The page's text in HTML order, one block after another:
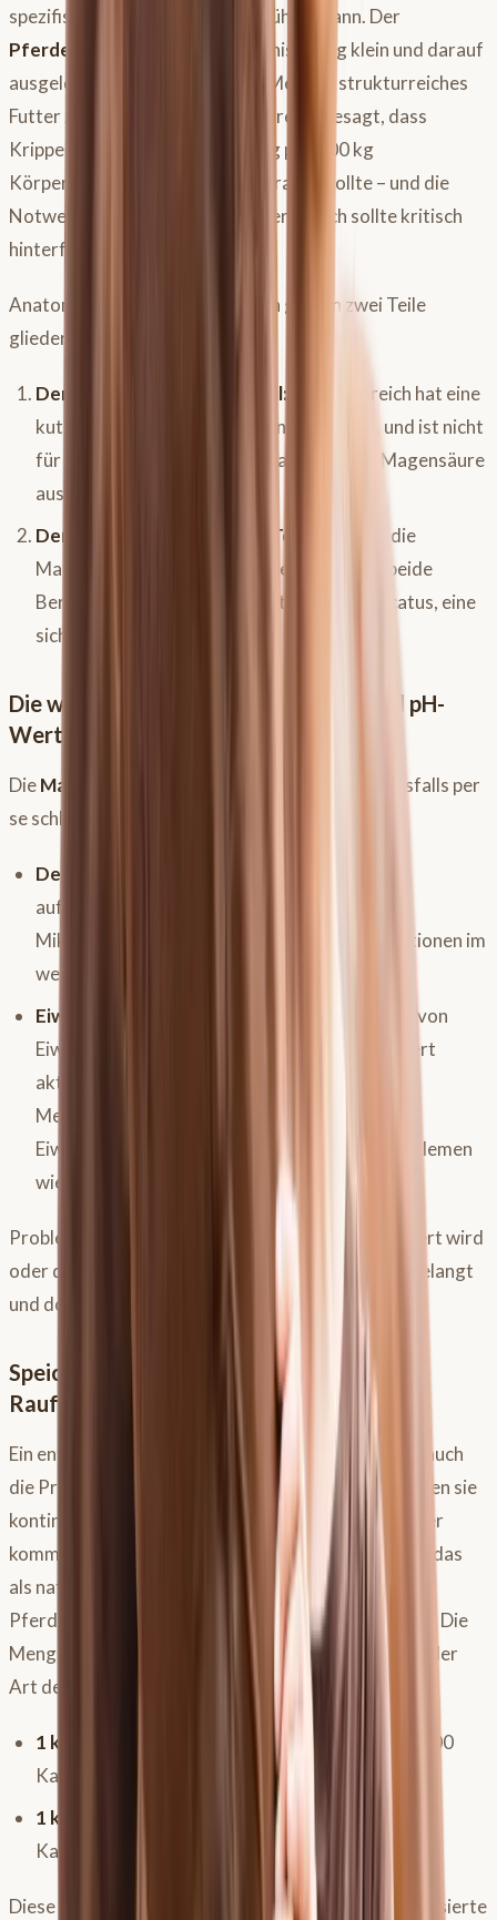
spezifischer
führen kann. Der
Pferdemagen
selbst ist verhältnismäßig klein und darauf
ausgelegt, kontinuierlich kleine Mengen strukturreiches
Futter zu verarbeiten. Eine Faustregel besagt, dass
Krippenfutter nie mehr als 0,5 kg pro 100 kg
Körpergewicht pro Mahlzeit betragen sollte – und die
Notwendigkeit von Krippenfutter an sich sollte kritisch
hinterfragt werden.
Anatomisch lässt sich der Magen grob in zwei Teile
gliedern:
Der vordere, drüsenlose Teil: Dieser Bereich hat eine
kutane Schleimhaut, ähnlich unserer Haut, und ist nicht
für den direkten Kontakt mit aggressiver Magensäure
ausgelegt.
Der hintere, drüsenhaltige Teil:
Hier wird die
Magensäure produziert. Getrennt werden beide
Bereiche durch den sogenannten Margo plicatus, eine
sichtbare Grenzlinie.
Die wichtige Rolle von Magensäure und pH-
Wert
DieMagensäure
im drüsenhaltigen Teil ist keinesfalls per
se schlecht. Sie hat wichtige Funktionen:
Desinfektion:
aufgenommene Bakterien und andere
Mikroorganismen ab und schützt so vor Infektionen im
weiteren Darmtrakt.
Eiweißverdauung:
Ein Enzym zur Aufspaltung von
Eiweißen wird erst durch den niedrigen pH-Wert
aktiviert. Wird dieser pH-Wert z.B. durch
Medikamente dauerhaft angehoben, kann die
Eiweißverdauung gestört werden, was zu Problemen
wie Kotwasser oder Blähungen führen kann.
Problematisch wird es, wenn zu viel Säure produziert wird
oder diese in den empfindlichen drüsenlosen Teil gelangt
und dort die Schleimhaut angreift.
Speichel: Der natürliche Puffer – Warum
Raufutter so entscheidend ist
Ein entscheidender Unterschied zum Menschen ist auch
die Produktion von
Magensäure: Pferde produzieren sie
kontinuierlich, nicht nur bei der Futteraufnahme. Hier
kommt der Speichel ins Spiel. Er enthält Bikarbonat, das
als natürlicher Puffer gegen die Magensäure dient.
Pferde produzieren Speichel jedoch nur beim Kauen. Die
Menge des produzierten Speichels hängt stark von der
Art des Futters und der Kautätigkeit ab:
1 kg Kraftfutter:
ca. 10 Minuten Fresszeit, ca. 700
Kauschläge, ca. 0,9 Liter Speichel.
1 kg Heu:
ca. 40 Minuten Fresszeit, ca. 2800
Kauschläge, ca. 3,5 Liter Speichel.
Diese Zahlen verdeutlichen, warum eine raufutterbasierte